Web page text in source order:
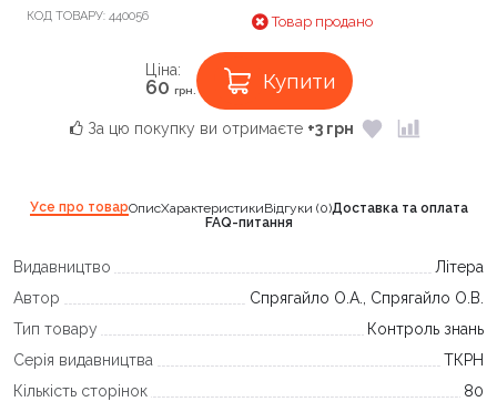
КОД ТОВАРУ: 440056 Товар продано
Ціна:
60 грн. Купити
За цю покупку ви отримаєте +3 грн
Усе про товарОписХарактеристикиВідгуки (0)Доставка та оплата
FAQ-питання
Видавництво
Літера
Автор
Спрягайло О.А., Спрягайло О.В.
Тип товару
Контроль знань
Серія видавництва
ТКРН
Кількість сторінок
80